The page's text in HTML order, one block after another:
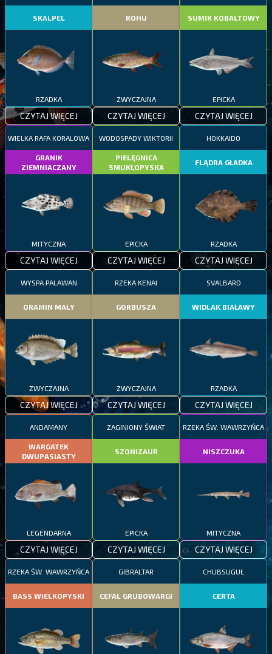
SKALPEL
RZADKA
CZYTAJ WIĘCEJ
ROHU
ZWYCZAJNA
CZYTAJ WIĘCEJ
SUMIK KOBALTOWY
EPICKA
CZYTAJ WIĘCEJ
WIELKA RAFA KORALOWA
GRANIK
ZIEMNIACZANY
MITYCZNA
CZYTAJ WIĘCEJ
WODOSPADY WIKTORII
PIELĘGNICA
SMUKŁOPYSKA
EPICKA
CZYTAJ WIĘCEJ
HOKKAIDO
FLĄDRA GŁADKA
RZADKA
CZYTAJ WIĘCEJ
WYSPA PALAWAN
ORAMIN MAŁY
ZWYCZAJNA
CZYTAJ WIĘCEJ
RZEKA KENAI
GORBUSZA
ZWYCZAJNA
CZYTAJ WIĘCEJ
SVALBARD
WIDLAK BIAŁAWY
RZADKA
CZYTAJ WIĘCEJ
ANDAMANY
WARGATEK
DWUPASIASTY
LEGENDARNA
CZYTAJ WIĘCEJ
ZAGINIONY ŚWIAT
SZONIZAUR
EPICKA
CZYTAJ WIĘCEJ
RZEKA ŚW. WAWRZYŃCA
NISZCZUKA
MITYCZNA
CZYTAJ WIĘCEJ
RZEKA ŚW. WAWRZYŃCA
BASS WIELKOPYSKI
GIBRALTAR
CEFAL GRUBOWARGI
CHUBSUGUŁ
CERTA